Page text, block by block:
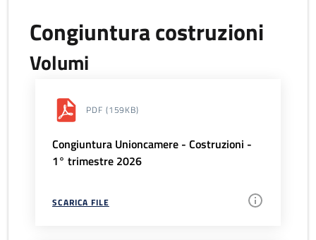
Congiuntura costruzioni
Volumi
PDF (159KB)
Congiuntura Unioncamere - Costruzioni -
1° trimestre 2026
SCARICA FILE